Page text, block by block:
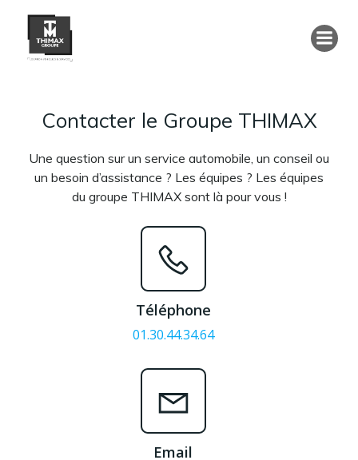
Contacter le Groupe THIMAX
Une question sur un service automobile, un conseil ou
un besoin d’assistance ? Les équipes ? Les équipes
du groupe THIMAX sont là pour vous !
Téléphone
01.30.44.34.64
Email